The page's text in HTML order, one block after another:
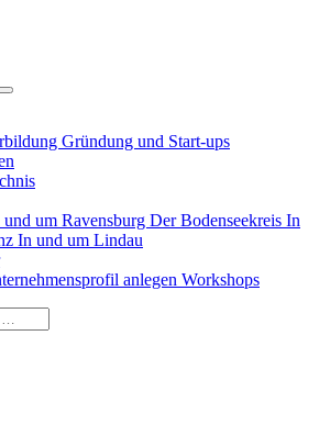
Gründung und Start-ups
und um Ravensburg Der Bodenseekreis In
In und um Lindau
anlegen Workshops